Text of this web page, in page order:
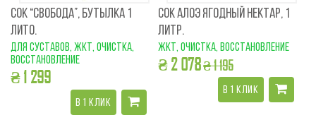
СОК “СВОБОДА”, БУТЫЛКА 1
ЛИТО.
для суставов, ЖКТ, очистка,
восстановление
₴ 1 299
В 1 КЛИК
СОК АЛОЭ ЯГОДНЫЙ НЕКТАР, 1
ЛИТР.
ЖКТ, очистка, восстановление
₴ 2 078₴ 1 195
В 1 КЛИК